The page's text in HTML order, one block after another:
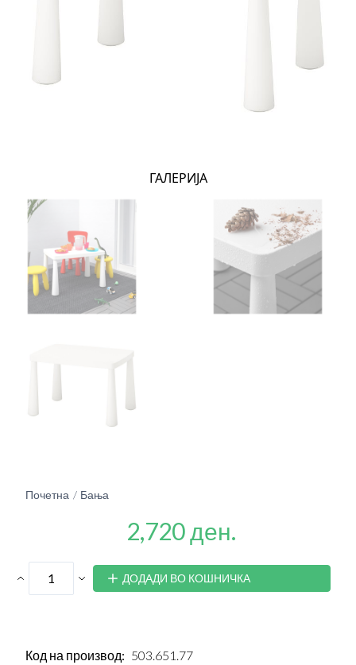
ГАЛЕРИЈА
Почетна Бања
2,720 ден.
ДОДАДИ ВО КОШНИЧКА
Код на производ: 503.651.77